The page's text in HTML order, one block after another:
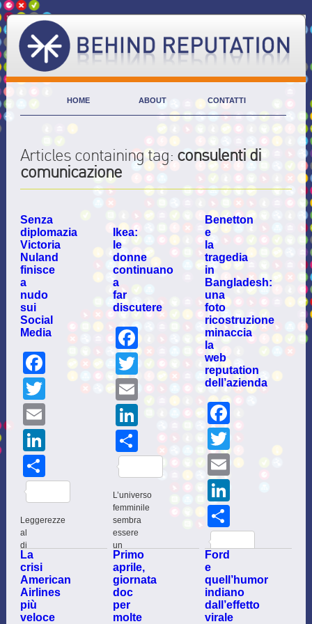
HOME ABOUT CONTATTI
Articles containing tag: consulenti di
comunicazione
Senza
diplomazia
Victoria
Nuland
finisce
a
nudo
sui
Social
Media
Facebook
LinkedIn
Leggerezze
al
di
fuori
dell’orario
d’ufficio
per
la
segretario
Ikea:
le
donne
continuano
a
far
discutere
Facebook
Twitter
Email
LinkedIn
Share
L’universo
femminile
sembra
essere
un
grattacapo
per
la
multinazionale
svedese
di
Benetton
e
la
tragedia
in
Bangladesh:
una
foto
ricostruzione
minaccia
la
web
reputation
dell’azienda
Twitter
Email
Crisis
conclamata
per
i
consulenti
La
crisi
American
Airlines
più
veloce
Primo
aprile,
giornata
doc
per
molte
Ford
e
quell’humor
indiano
dall’effetto
virale